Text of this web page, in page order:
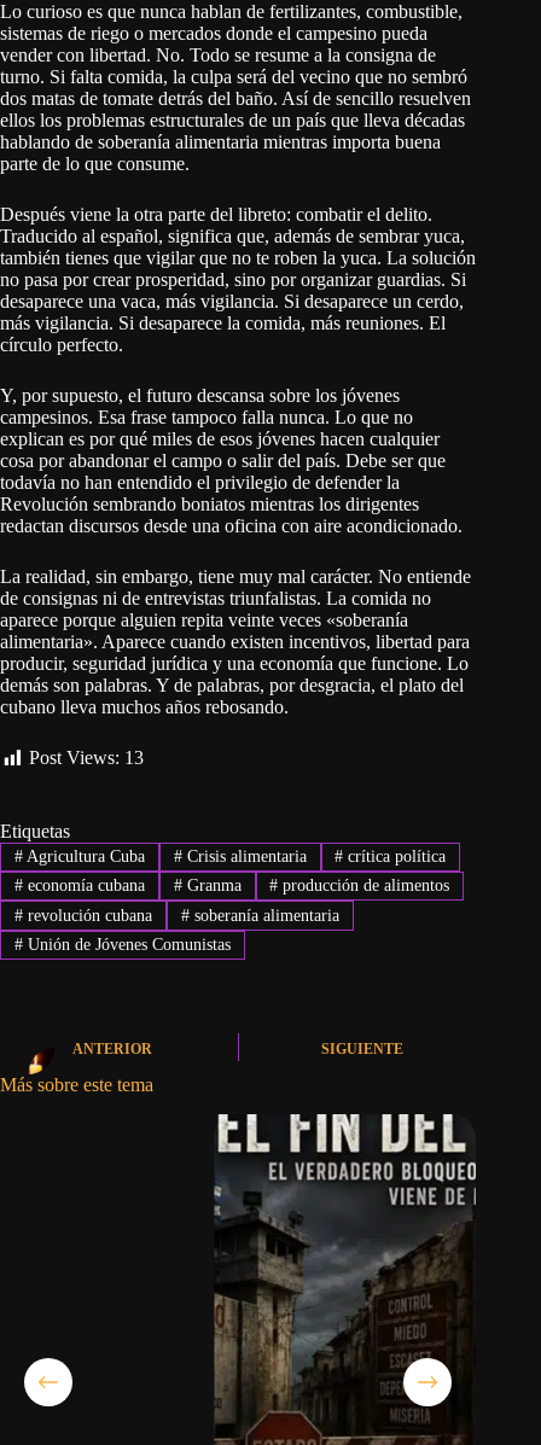
Lo curioso es que nunca hablan de fertilizantes, combustible,
sistemas de riego o mercados donde el campesino pueda
vender con libertad. No. Todo se resume a la consigna de
turno. Si falta comida, la culpa será del vecino que no sembró
dos matas de tomate detrás del baño. Así de sencillo resuelven
ellos los problemas estructurales de un país que lleva décadas
hablando de soberanía alimentaria mientras importa buena
parte de lo que consume.
Después viene la otra parte del libreto: combatir el delito.
Traducido al español, significa que, además de sembrar yuca,
también tienes que vigilar que no te roben la yuca. La solución
no pasa por crear prosperidad, sino por organizar guardias. Si
desaparece una vaca, más vigilancia. Si desaparece un cerdo,
más vigilancia. Si desaparece la comida, más reuniones. El
círculo perfecto.
Y, por supuesto, el futuro descansa sobre los jóvenes
campesinos. Esa frase tampoco falla nunca. Lo que no
explican es por qué miles de esos jóvenes hacen cualquier
cosa por abandonar el campo o salir del país. Debe ser que
todavía no han entendido el privilegio de defender la
Revolución sembrando boniatos mientras los dirigentes
redactan discursos desde una oficina con aire acondicionado.
La realidad, sin embargo, tiene muy mal carácter. No entiende
de consignas ni de entrevistas triunfalistas. La comida no
aparece porque alguien repita veinte veces «soberanía
alimentaria». Aparece cuando existen incentivos, libertad para
producir, seguridad jurídica y una economía que funcione. Lo
demás son palabras. Y de palabras, por desgracia, el plato del
cubano lleva muchos años rebosando.
Post Views: 13
Etiquetas
#Agricultura Cuba #Crisis alimentaria # crítica política
#economía cubana #Granma # producción de alimentos
#revolución cubana #soberanía alimentaria
#Unión de Jóvenes Comunistas
ANTERIOR SIGUIENTE
Más sobre este tema